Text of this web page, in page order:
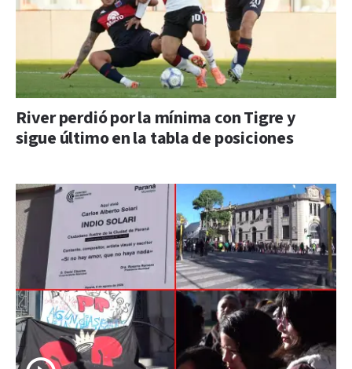
River perdió por la mínima con Tigre y
sigue último en la tabla de posiciones